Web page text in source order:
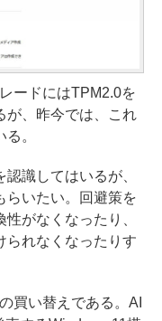
ードにはTPM2.0を
が、昨今では、これ
。
識してはいるが、
らいたい。回避策を
がなくなったり、
られなくなったりす
買い替えである。AI